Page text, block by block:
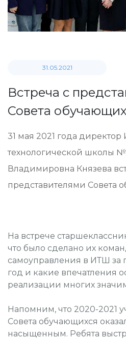
31.05.2021
Встреча с
Совета
31 мая 2021 года
технологической школы
Владимировна Князева
представителями Совета
На встрече
что было сделано их
самоуправления в ИТШ
год и какие впечатления
реализации многих
Напомним, что 2020-2021
Совета обучающихся
насыщенным. Ребята